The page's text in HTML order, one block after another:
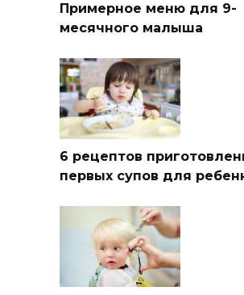
Примерное меню для 9-
месячного малыша
6 рецептов
первых супов для